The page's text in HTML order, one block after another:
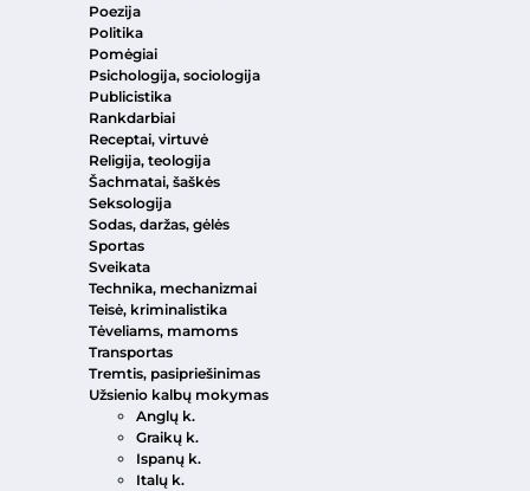
Poezija
Politika
Pomėgiai
Psichologija, sociologija
Publicistika
Rankdarbiai
Receptai, virtuvė
Religija, teologija
Šachmatai, šaškės
Seksologija
Sodas, daržas, gėlės
Sportas
Sveikata
Technika, mechanizmai
Teisė, kriminalistika
Tėveliams, mamoms
Transportas
Tremtis, pasipriešinimas
Užsienio kalbų mokymas
Anglų k.
Graikų k.
Ispanų k.
Italų k.